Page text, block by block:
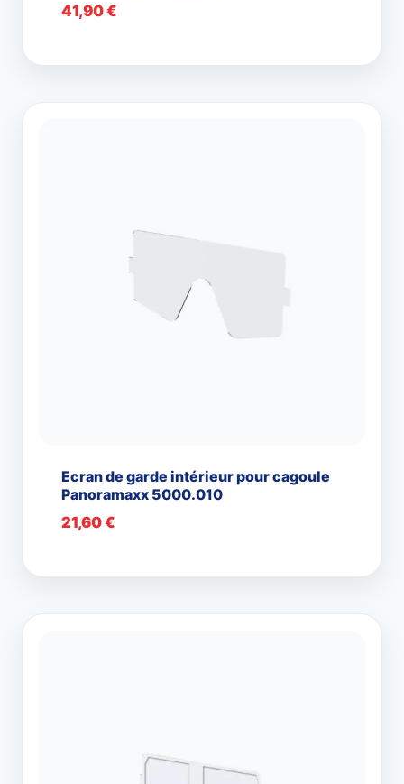
41,90€
Ecran de garde intérieur pour cagoule
Panoramaxx 5000.010
21,60€